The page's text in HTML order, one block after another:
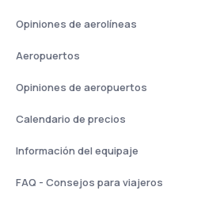
Opiniones de aerolíneas
Aeropuertos
Opiniones de aeropuertos
Calendario de precios
Información del equipaje
FAQ - Consejos para viajeros